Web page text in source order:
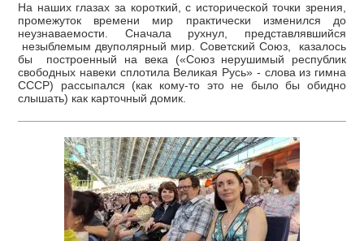
На наших глазах за короткий, с исторической точки зрения,
промежуток времени мир практически изменился до
неузнаваемости. Сначала рухнул, представлявшийся
незыблемым двуполярный мир. Советский Союз, казалось
бы построенный на века («Союз нерушимый республик
свободных навеки сплотила Великая Русь» - слова из гимна
СССР) рассыпался (как кому-то это не было бы обидно
слышать) как карточный домик.